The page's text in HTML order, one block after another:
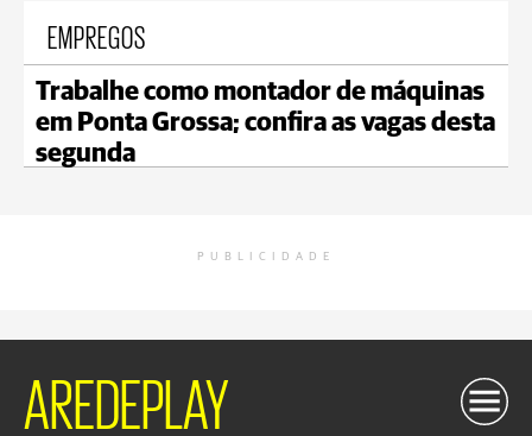
EMPREGOS
Trabalhe como montador de máquinas
em Ponta Grossa; confira as vagas desta
segunda
PUBLICIDADE
AREDEPLAY